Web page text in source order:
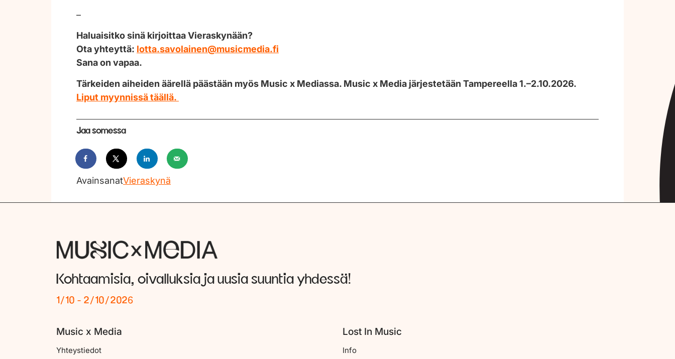
–
Haluaisitko sinä kirjoittaa Vieraskynään?
Ota yhteyttä: lotta.savolainen@musicmedia.fi
Sana on vapaa.
Tärkeiden aiheiden äärellä päästään myös Music x Mediassa. Music x Media järjestetään Tampereella 1.–2.10.2026.
Liput myynnissä täällä.
Jaa somessa
AvainsanatVieraskynä
Kohtaamisia, oivalluksia ja uusia suuntia yhdessä!
1/10 - 2/10/2026
Music x Media
Yhteystiedot
Lost In Music
Info